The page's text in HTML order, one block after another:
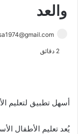
والعد
أسهل تطبيق لتعليم
يُعد تعليم الأطفال